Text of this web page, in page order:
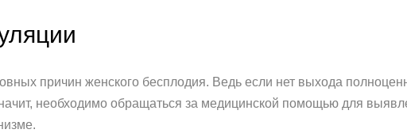
причин женского бесплодия. Ведь если нет выхода
необходимо обращаться за медицинской помощью для